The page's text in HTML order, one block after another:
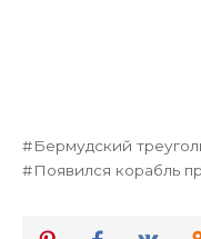
Бермудский
Появился корабль